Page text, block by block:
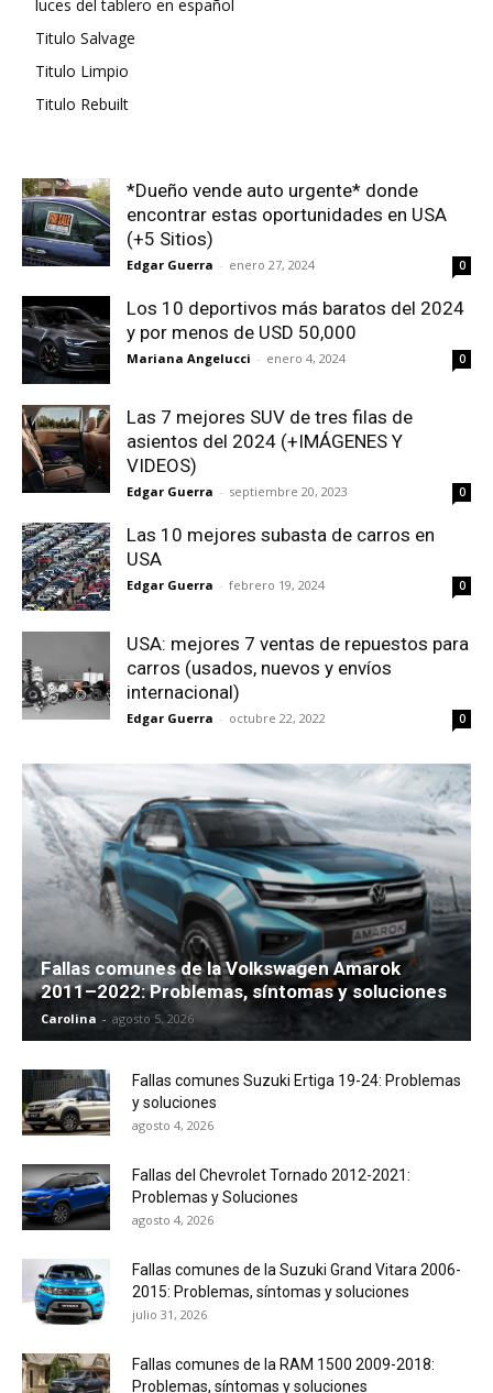
luces del tablero en español
Titulo Salvage
Titulo Limpio
Titulo Rebuilt
*Dueño vende auto urgente* donde
encontrar estas oportunidades en USA
(+5 Sitios)
Edgar Guerra - enero 27, 2024 0
Los 10 deportivos más baratos del 2024
y por menos de USD 50,000
Mariana Angelucci - enero 4, 2024 0
Las 7 mejores SUV de tres filas de
asientos del 2024 (+IMÁGENES Y
VIDEOS)
Edgar Guerra - septiembre 20, 2023 0
Las 10 mejores subasta de carros en
USA
Edgar Guerra - febrero 19, 2024 0
USA: mejores 7 ventas de repuestos para
carros (usados, nuevos y envíos
internacional)
Edgar Guerra - octubre 22, 2022 0
Fallas comunes de la Volkswagen Amarok
2011–2022: Problemas, síntomas y soluciones
Carolina - agosto 5, 2026
Fallas comunes Suzuki Ertiga 19-24: Problemas
y soluciones
agosto 4, 2026
Fallas del Chevrolet Tornado 2012-2021:
Problemas y Soluciones
agosto 4, 2026
Fallas comunes de la Suzuki Grand Vitara 2006-
2015: Problemas, síntomas y soluciones
julio 31, 2026
Fallas comunes de la RAM 1500 2009-2018:
Problemas, síntomas y soluciones